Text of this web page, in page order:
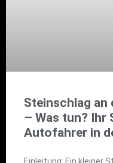
Steinschlag an
– Was tun?
Autofahrer in